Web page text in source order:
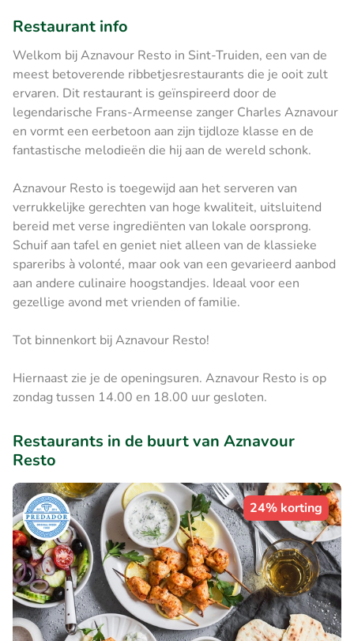
Restaurant info
Welkom bij Aznavour Resto in Sint-Truiden, een van de
meest betoverende ribbetjesrestaurants die je ooit zult
ervaren. Dit restaurant is geïnspireerd door de
legendarische Frans-Armeense zanger Charles Aznavour
en vormt een eerbetoon aan zijn tijdloze klasse en de
fantastische melodieën die hij aan de wereld schonk.
Aznavour Resto is toegewijd aan het serveren van
verrukkelijke gerechten van hoge kwaliteit, uitsluitend
bereid met verse ingrediënten van lokale oorsprong.
Schuif aan tafel en geniet niet alleen van de klassieke
spareribs à volonté, maar ook van een gevarieerd aanbod
aan andere culinaire hoogstandjes. Ideaal voor een
gezellige avond met vrienden of familie.
Tot binnenkort bij Aznavour Resto!
Hiernaast zie je de openingsuren. Aznavour Resto is op
zondag tussen 14.00 en 18.00 uur gesloten.
Restaurants in de buurt van Aznavour
Resto
24% korting